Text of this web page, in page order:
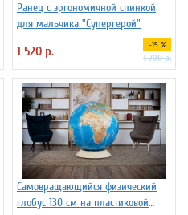
Ранец с эргономичной спинкой
для мальчика "Супергерой"
1 520 р. -15 %
1 790 р.
Самовращающийся физический
глобус 130 см на пластиковой